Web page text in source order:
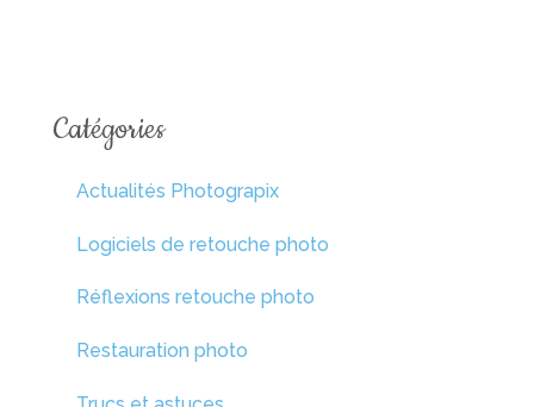
Catégories
Actualités Photograpix
Logiciels de retouche photo
Réflexions retouche photo
Restauration photo